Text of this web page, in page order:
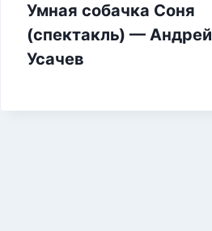
Умная собачка Соня
(спектакль) — Андрей
Усачев